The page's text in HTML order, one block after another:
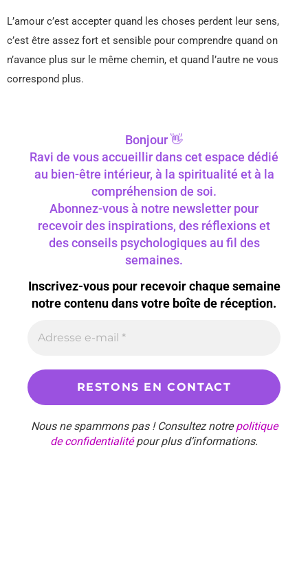
L’amour c’est accepter quand les choses perdent leur sens,
c’est être assez fort et sensible pour comprendre quand on
n’avance plus sur le même chemin, et quand l’autre ne vous
correspond plus.
Bonjour 👋
Ravi de vous accueillir dans cet espace dédié
au bien-être intérieur, à la spiritualité et à la
compréhension de soi.
Abonnez-vous à notre newsletter pour
recevoir des inspirations, des réflexions et
des conseils psychologiques au fil des
semaines.
Inscrivez-vous pour recevoir chaque semaine
notre contenu dans votre boîte de réception.
Nous ne spammons pas ! Consultez notrepolitique
de confidentialitépour plus d’informations.